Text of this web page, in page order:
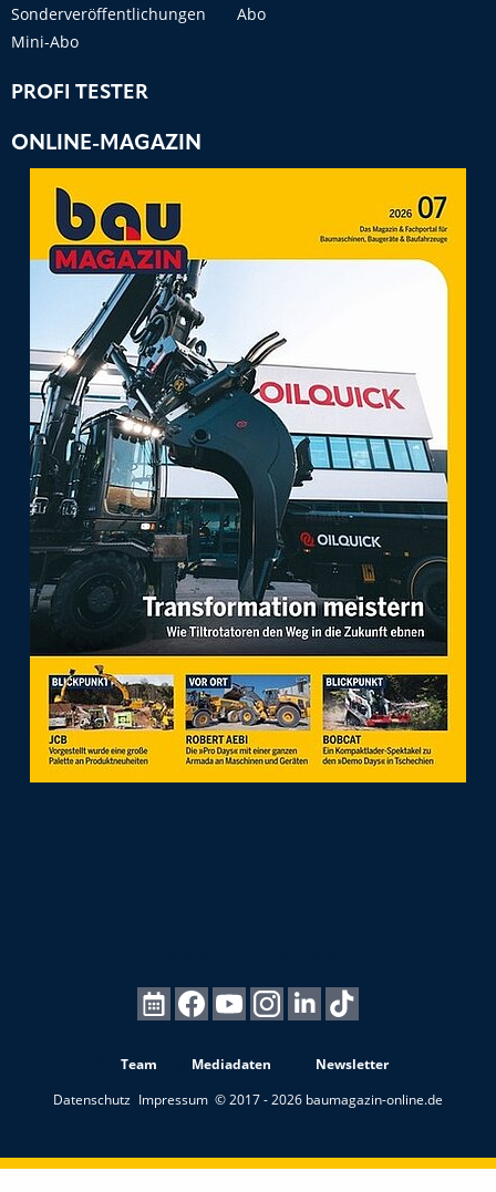
Sonderveröffentlichungen
Abo
Mini-Abo
PROFI TESTER
ONLINE-MAGAZIN
Team Mediadaten
Newsletter
Datenschutz Impressum © 2017 - 2026 baumagazin-online.de